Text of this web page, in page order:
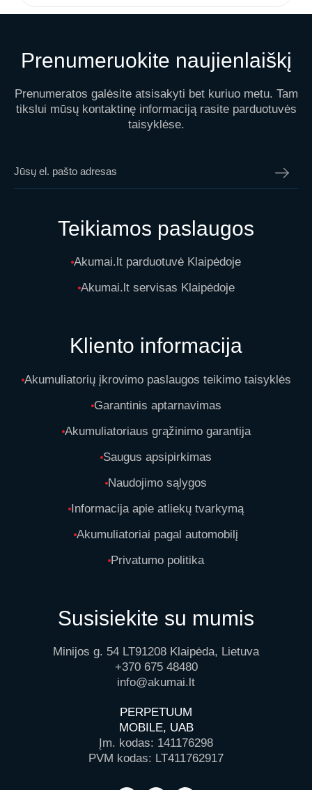
Prenumeruokite naujienlaiškį
Prenumeratos galėsite atsisakyti bet kuriuo metu. Tam
tikslui mūsų kontaktinę informaciją rasite parduotuvės
taisyklėse.
Teikiamos paslaugos
Akumai.lt parduotuvė Klaipėdoje
Akumai.lt servisas Klaipėdoje
Kliento informacija
Akumuliatorių įkrovimo paslaugos teikimo taisyklės
Garantinis aptarnavimas
Akumuliatoriaus grąžinimo garantija
Saugus apsipirkimas
Naudojimo sąlygos
Informacija apie atliekų tvarkymą
Akumuliatoriai pagal automobilį
Privatumo politika
Susisiekite su mumis
Minijos g. 54 LT91208 Klaipėda, Lietuva
+370 675 48480
info@akumai.lt
PERPETUUM
MOBILE, UAB
Įm. kodas: 141176298
PVM kodas: LT411762917